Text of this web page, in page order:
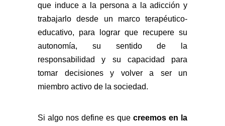
que induce a la persona a la adicción y
trabajarlo desde un marco terapéutico-
educativo, para lograr que recupere su
autonomía, su sentido de la
responsabilidad y su capacidad para
tomar decisiones y volver a ser un
miembro activo de la sociedad.
Si algo nos define es que creemos en la